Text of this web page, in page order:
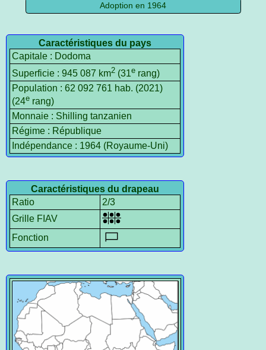
Adoption en 1964
Caractéristiques du pays
Capitale : Dodoma
Superficie : 945 087 km2 (31e rang)
Population : 62 092 761 hab. (2021)
(24e rang)
Monnaie : Shilling tanzanien
Régime : République
Indépendance : 1964 (Royaume-Uni)
Caractéristiques du drapeau
Ratio
2/3
Grille FIAV
Fonction